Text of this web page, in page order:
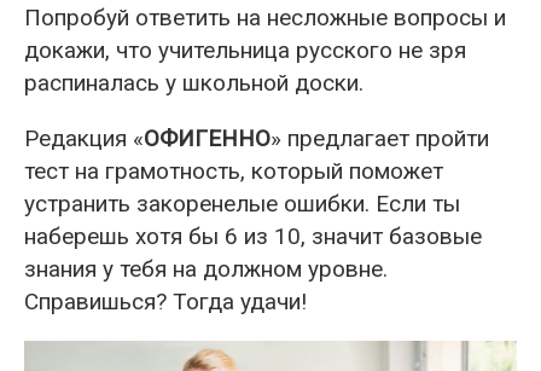
Попробуй ответить на несложные вопросы и
докажи, что учительница русского не зря
распиналась у школьной доски.
Редакция «ОФИГЕННО» предлагает пройти
тест на грамотность, который поможет
устранить закоренелые ошибки. Если ты
наберешь хотя бы 6 из 10, значит базовые
знания у тебя на должном уровне.
Справишься? Тогда удачи!